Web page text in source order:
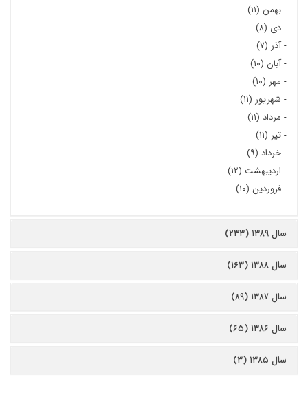
-بهمن (۱۱)
-دی (۸)
-آذر (۷)
-آبان (۱۰)
- مهر (۱۰)
- شهریور (۱۱)
- مرداد (۱۱)
-تیر (۱۱)
-خرداد (۹)
- اردیبهشت (۱۲)
-فروردین (۱۰)
سال ۱۳۸۹ (۲۳۳)
سال ۱۳۸۸ (۱۶۳)
سال ۱۳۸۷ (۸۹)
سال ۱۳۸۶ (۶۵)
سال ۱۳۸۵ (۳)